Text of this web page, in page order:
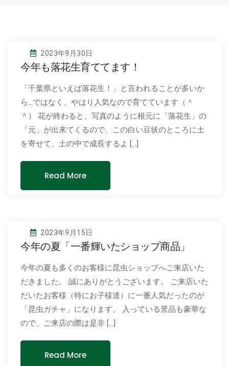
2023年9月30日
今年も落花生育ててます！
「千葉県といえば落花生！」と言われることが多いか
ら…ではなく、やはり人気なので育てています（＾
＾） 花が終わると、写真のように根元に「落花生」の
「元」が出来てくるので、この白い豆状のところに土
を寄せて、土の中で成長するよ […]
Read More
2023年9月15日
今年の夏「一番輝いたショップ商品」
今年の夏も多くのお客様に昆虫ショップへご来店いた
だきました。 誠にありがとうございます。 ご来店いた
だいたお客様（特にお子様達）に一番人気だったのが
「昆虫ガチャ」になります。 入っている景品も豪華な
ので、ご来店の際は是非 […]
Read More